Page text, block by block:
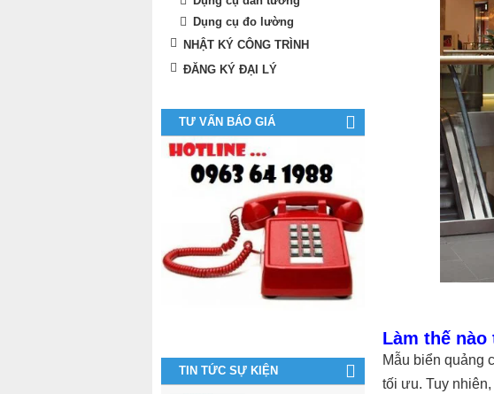
Làm thế
Mẫu biển quảng
tối ưu. Tuy
Dụng cụ đo lường
NHẬT KÝ CÔNG TRÌNH
ĐĂNG KÝ ĐẠI LÝ
TƯ VẤN BÁO GIÁ
TIN TỨC SỰ KIỆN